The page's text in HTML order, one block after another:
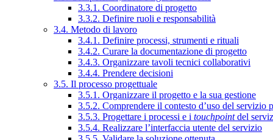
3.3.1. Coordinatore di progetto
3.3.2. Definire ruoli e responsabilità
3.4. Metodo di lavoro
3.4.1. Definire processi, strumenti e rituali
3.4.2. Curare la documentazione di progetto
3.4.3. Organizzare tavoli tecnici collaborativi
3.4.4. Prendere decisioni
3.5. Il processo progettuale
3.5.1. Organizzare il progetto e la sua gestione
3.5.2. Comprendere il contesto d’uso del servizio
3.5.3. Progettare i processi e i touchpointdel
3.5.4. Realizzare l’interfaccia utente del servizio